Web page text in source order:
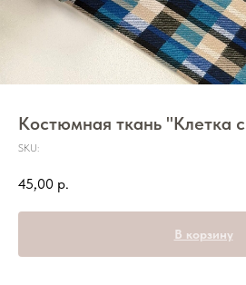
Костюмная ткань "Клетка
SKU:
45,00 р.
В корзину